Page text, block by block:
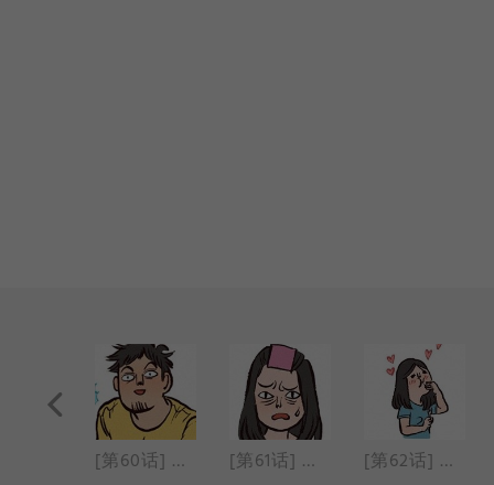
[第60话] 静电 [第61话] 牙膏 [第62话] 分享食物